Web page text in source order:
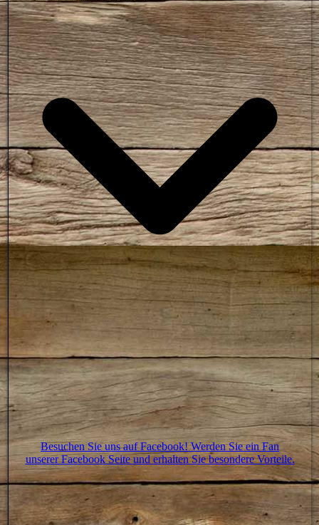
Besuchen Sie uns auf Facebook! Werden Sie ein Fan
unserer Facebook Seite und erhalten Sie besondere Vorteile.